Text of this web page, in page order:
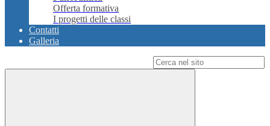
Offerta formativa
I progetti delle classi
Contatti
Galleria